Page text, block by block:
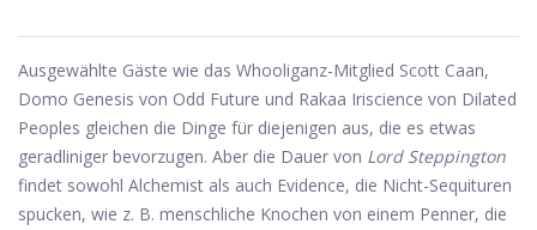
Ausgewählte Gäste wie das Whooliganz-Mitglied Scott Caan,
Domo Genesis von Odd Future und Rakaa Iriscience von Dilated
Peoples gleichen die Dinge für diejenigen aus, die es etwas
geradliniger bevorzugen. Aber die Dauer von Lord Steppington
findet sowohl Alchemist als auch Evidence, die Nicht-Sequituren
spucken, wie z. B. menschliche Knochen von einem Penner, die